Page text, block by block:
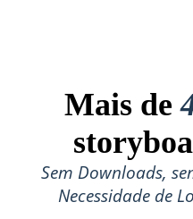
Mais de
Sem Downloads,
Necessidade de